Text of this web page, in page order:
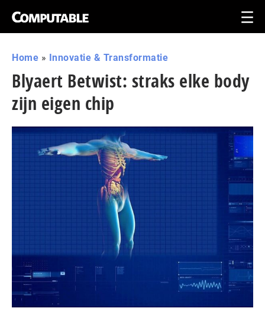
Home » Innovatie & Transformatie
Blyaert Betwist: straks elke body
zijn eigen chip